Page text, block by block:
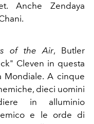
Anche Zendaya
of the Air, Butler
Cleven in questa
Mondiale. A cinque
dieci uomini
in alluminio
e le orde di